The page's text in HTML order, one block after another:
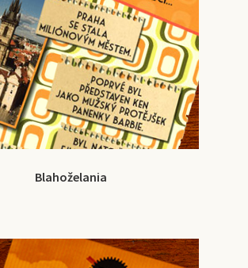
Blahoželania